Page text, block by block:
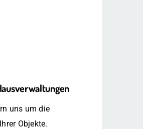
uns um die
Objekte.